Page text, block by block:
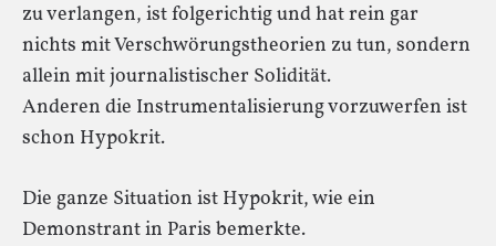
zu verlangen, ist folgerichtig und hat rein gar
nichts mit Verschwörungstheorien zu tun, sondern
allein mit journalistischer Solidität.
Anderen die Instrumentalisierung vorzuwerfen ist
schon Hypokrit.
Die ganze Situation ist Hypokrit, wie ein
Demonstrant in Paris bemerkte.